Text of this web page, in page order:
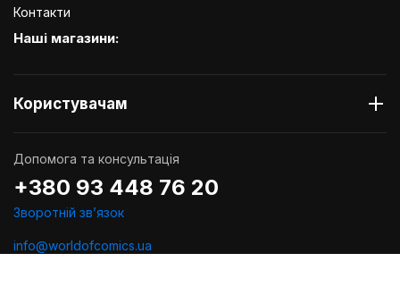
Контакти
Наші магазини:
Користувачам
Допомога та консультація
+380 93 448 76 20
Зворотній звʼязок
info@worldofcomics.ua